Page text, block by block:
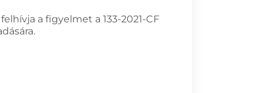
a figyelmet a 133-2021-CF